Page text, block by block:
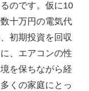
のです。仮に10
十万円の電気代
初期投資を回収
、エアコンの性
を保ちながら経
くの家庭にとっ